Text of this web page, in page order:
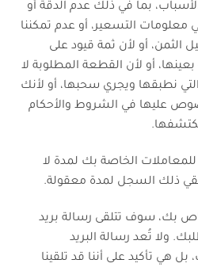
بما في ذلك عدم الدقة أو
معلومات التسعير، أو عدم تمكننا
أو لأن ثمة قيود على
أو لأن القطعة المطلوبة لا
نطبقها ويجري سحبها، أو لأنك
عليها في الشروط والأحكام
الخاصة بك لمدة لا
ذلك السجل لمدة معقولة.
بك، سوف تتلقى رسالة بريد
ولا تُعد رسالة البريد
بل هي تأكيد على أننا قد تلقينا